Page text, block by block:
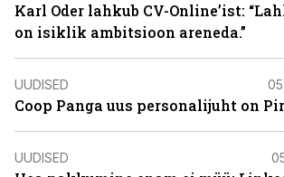
Karl Oder lahkub CV-Online’ist:
on isiklik ambitsioon areneda.”
UUDISED
Coop Panga uus personalijuht on
UUDISED